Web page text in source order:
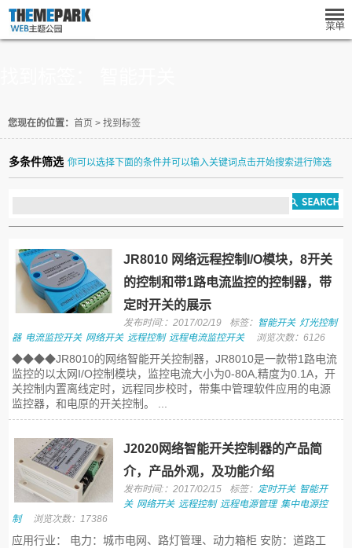
您现在的位置： 首页 > 找到标签
多条件筛选 你可以选择下面的条件并可以输入关键词点击开始搜索进行筛选
JR8010 网络远程控制I/O模块，8开关
的控制和带1路电流监控的控制器，带
定时开关的展示
发布时间:：2017/02/19 标签： 智能开关 灯光控制
器 电流监控开关 网络开关 远程控制 远程电流监控开关 浏览次数：6126
◆◆◆◆JR8010的网络智能开关控制器，JR8010是一款带1路电流
监控的以太网I/O控制模块，监控电流大小为0-80A,精度为0.1A，开
关控制内置离线定时，远程同步校时，带集中管理软件应用的电源
监控器，和电原的开关控制。 ...
J2020网络智能开关控制器的产品简
介，产品外观，及功能介绍
发布时间:：2017/02/15 标签： 定时开关 智能开
关 网络开关 远程控制 远程电源管理 集中电源控
制
浏览次数：17386
应用行业： 电力：城市电网、路灯管理、动力箱柜 安防：道路工